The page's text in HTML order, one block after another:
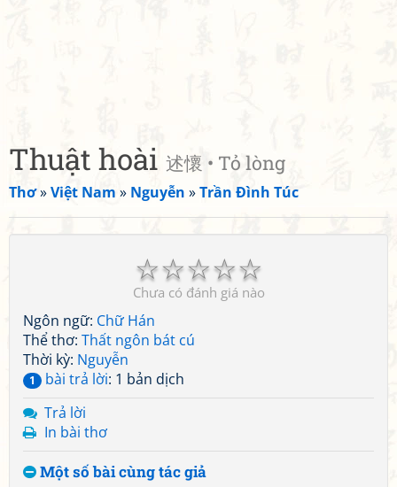
Thuật hoài 述懷 • Tỏ lòng
Thơ»Việt Nam » Nguyễn »Trần Đình Túc
☆
☆
☆
☆
☆
Chưa có đánh giá nào
Ngôn ngữ: Chữ Hán
Thể thơ: Thất ngôn bát cú
Thời kỳ: Nguyễn
1 bài trả lời: 1 bản dịch
Trả lời
In bài thơ
Một số bài cùng tác giả